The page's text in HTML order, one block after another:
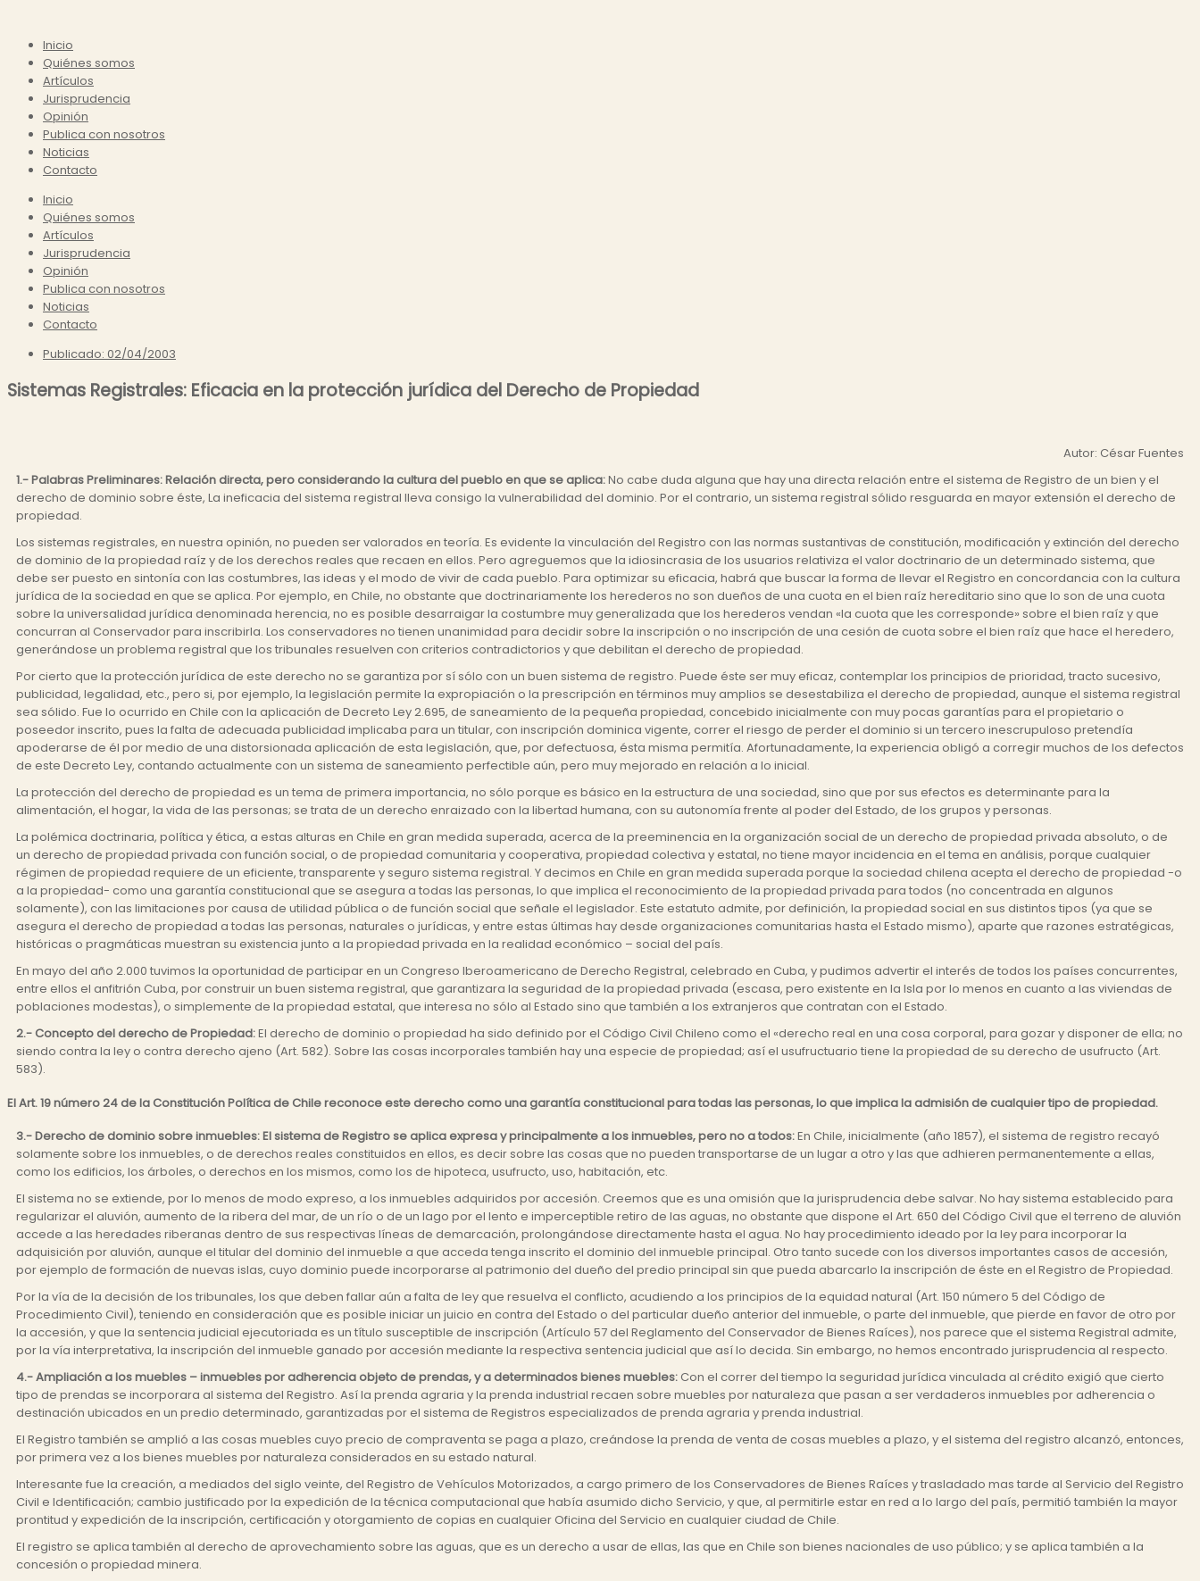
Inicio
Quiénes somos
Artículos
Jurisprudencia
Opinión
Publica con nosotros
Noticias
Contacto
Inicio
Quiénes somos
Artículos
Jurisprudencia
Opinión
Publica con nosotros
Noticias
Contacto
Publicado: 02/04/2003
Sistemas Registrales: Eficacia en la protección jurídica del Derecho de Propiedad
Autor: César Fuentes
1.- Palabras Preliminares: Relación directa, pero considerando la cultura del pueblo en que se aplica:No cabe duda alguna que hay una directa relación entre el sistema de Registro de un bien y el
derecho de dominio sobre éste, La ineficacia del sistema registral lleva consigo la vulnerabilidad del dominio. Por el contrario, un sistema registral sólido resguarda en mayor extensión el derecho de
propiedad.
Los sistemas registrales, en nuestra opinión, no pueden ser valorados en teoría. Es evidente la vinculación del Registro con las normas sustantivas de constitución, modificación y extinción del derecho
de dominio de la propiedad raíz y de los derechos reales que recaen en ellos. Pero agreguemos que la idiosincrasia de los usuarios relativiza el valor doctrinario de un determinado sistema, que
debe ser puesto en sintonía con las costumbres, las ideas y el modo de vivir de cada pueblo. Para optimizar su eficacia, habrá que buscar la forma de llevar el Registro en concordancia con la cultura
jurídica de la sociedad en que se aplica. Por ejemplo, en Chile, no obstante que doctrinariamente los herederos no son dueños de una cuota en el bien raíz hereditario sino que lo son de una cuota
sobre la universalidad jurídica denominada herencia, no es posible desarraigar la costumbre muy generalizada que los herederos vendan «la cuota que les corresponde» sobre el bien raíz y que
concurran al Conservador para inscribirla. Los conservadores no tienen unanimidad para decidir sobre la inscripción o no inscripción de una cesión de cuota sobre el bien raíz que hace el heredero,
generándose un problema registral que los tribunales resuelven con criterios contradictorios y que debilitan el derecho de propiedad.
Por cierto que la protección jurídica de este derecho no se garantiza por sí sólo con un buen sistema de registro. Puede éste ser muy eficaz, contemplar los principios de prioridad, tracto sucesivo,
publicidad, legalidad, etc., pero si, por ejemplo, la legislación permite la expropiación o la prescripción en términos muy amplios se desestabiliza el derecho de propiedad, aunque el sistema registral
sea sólido. Fue lo ocurrido en Chile con la aplicación de Decreto Ley 2.695, de saneamiento de la pequeña propiedad, concebido inicialmente con muy pocas garantías para el propietario o
poseedor inscrito, pues la falta de adecuada publicidad implicaba para un titular, con inscripción dominica vigente, correr el riesgo de perder el dominio si un tercero inescrupuloso pretendía
apoderarse de él por medio de una distorsionada aplicación de esta legislación, que, por defectuosa, ésta misma permitía. Afortunadamente, la experiencia obligó a corregir muchos de los defectos
de este Decreto Ley, contando actualmente con un sistema de saneamiento perfectible aún, pero muy mejorado en relación a lo inicial.
La protección del derecho de propiedad es un tema de primera importancia, no sólo porque es básico en la estructura de una sociedad, sino que por sus efectos es determinante para la
alimentación, el hogar, la vida de las personas; se trata de un derecho enraizado con la libertad humana, con su autonomía frente al poder del Estado, de los grupos y personas.
La polémica doctrinaria, política y ética, a estas alturas en Chile en gran medida superada, acerca de la preeminencia en la organización social de un derecho de propiedad privada absoluto, o de
un derecho de propiedad privada con función social, o de propiedad comunitaria y cooperativa, propiedad colectiva y estatal, no tiene mayor incidencia en el tema en análisis, porque cualquier
régimen de propiedad requiere de un eficiente, transparente y seguro sistema registral. Y decimos en Chile en gran medida superada porque la sociedad chilena acepta el derecho de propiedad -o
a la propiedad- como una garantía constitucional que se asegura a todas las personas, lo que implica el reconocimiento de la propiedad privada para todos (no concentrada en algunos
solamente), con las limitaciones por causa de utilidad pública o de función social que señale el legislador. Este estatuto admite, por definición, la propiedad social en sus distintos tipos (ya que se
asegura el derecho de propiedad a todas las personas, naturales o jurídicas, y entre estas últimas hay desde organizaciones comunitarias hasta el Estado mismo), aparte que razones estratégicas,
históricas o pragmáticas muestran su existencia junto a la propiedad privada en la realidad económico – social del país.
En mayo del año 2.000 tuvimos la oportunidad de participar en un Congreso Iberoamericano de Derecho Registral, celebrado en Cuba, y pudimos advertir el interés de todos los países concurrentes,
entre ellos el anfitrión Cuba, por construir un buen sistema registral, que garantizara la seguridad de la propiedad privada (escasa, pero existente en la Isla por lo menos en cuanto a las viviendas de
poblaciones modestas), o simplemente de la propiedad estatal, que interesa no sólo al Estado sino que también a los extranjeros que contratan con el Estado.
2.- Concepto del derecho de Propiedad:El derecho de dominio o propiedad ha sido definido por el Código Civil Chileno como el «derecho real en una cosa corporal, para gozar y disponer de ella; no
siendo contra la ley o contra derecho ajeno (Art. 582). Sobre las cosas incorporales también hay una especie de propiedad; así el usufructuario tiene la propiedad de su derecho de usufructo (Art.
583).
El Art. 19 número 24 de la Constitución Política de Chile reconoce este derecho como una garantía constitucional para todas las personas, lo que implica la admisión de cualquier tipo de propiedad.
3.- Derecho de dominio sobre inmuebles: El sistema de Registro se aplica expresa y principalmente a los inmuebles, pero no a todos:En Chile, inicialmente (año 1857), el sistema de registro recayó
solamente sobre los inmuebles, o de derechos reales constituidos en ellos, es decir sobre las cosas que no pueden transportarse de un lugar a otro y las que adhieren permanentemente a ellas,
como los edificios, los árboles, o derechos en los mismos, como los de hipoteca, usufructo, uso, habitación, etc.
El sistema no se extiende, por lo menos de modo expreso, a los inmuebles adquiridos por accesión. Creemos que es una omisión que la jurisprudencia debe salvar. No hay sistema establecido para
regularizar el aluvión, aumento de la ribera del mar, de un río o de un lago por el lento e imperceptible retiro de las aguas, no obstante que dispone el Art. 650 del Código Civil que el terreno de aluvión
accede a las heredades riberanas dentro de sus respectivas líneas de demarcación, prolongándose directamente hasta el agua. No hay procedimiento ideado por la ley para incorporar la
adquisición por aluvión, aunque el titular del dominio del inmueble a que acceda tenga inscrito el dominio del inmueble principal. Otro tanto sucede con los diversos importantes casos de accesión,
por ejemplo de formación de nuevas islas, cuyo dominio puede incorporarse al patrimonio del dueño del predio principal sin que pueda abarcarlo la inscripción de éste en el Registro de Propiedad.
Por la vía de la decisión de los tribunales, los que deben fallar aún a falta de ley que resuelva el conflicto, acudiendo a los principios de la equidad natural (Art. 150 número 5 del Código de
Procedimiento Civil), teniendo en consideración que es posible iniciar un juicio en contra del Estado o del particular dueño anterior del inmueble, o parte del inmueble, que pierde en favor de otro por
la accesión, y que la sentencia judicial ejecutoriada es un título susceptible de inscripción (Artículo 57 del Reglamento del Conservador de Bienes Raíces), nos parece que el sistema Registral admite,
por la vía interpretativa, la inscripción del inmueble ganado por accesión mediante la respectiva sentencia judicial que así lo decida. Sin embargo, no hemos encontrado jurisprudencia al respecto.
4.- Ampliación a los muebles – inmuebles por adherencia objeto de prendas, y a determinados bienes muebles: Con el correr del tiempo la seguridad jurídica vinculada al crédito exigió que cierto
tipo de prendas se incorporara al sistema del Registro. Así la prenda agraria y la prenda industrial recaen sobre muebles por naturaleza que pasan a ser verdaderos inmuebles por adherencia o
destinación ubicados en un predio determinado, garantizadas por el sistema de Registros especializados de prenda agraria y prenda industrial.
El Registro también se amplió a las cosas muebles cuyo precio de compraventa se paga a plazo, creándose la prenda de venta de cosas muebles a plazo, y el sistema del registro alcanzó, entonces,
por primera vez a los bienes muebles por naturaleza considerados en su estado natural.
Interesante fue la creación, a mediados del siglo veinte, del Registro de Vehículos Motorizados, a cargo primero de los Conservadores de Bienes Raíces y trasladado mas tarde al Servicio del Registro
Civil e Identificación; cambio justificado por la expedición de la técnica computacional que había asumido dicho Servicio, y que, al permitirle estar en red a lo largo del país, permitió también la mayor
prontitud y expedición de la inscripción, certificación y otorgamiento de copias en cualquier Oficina del Servicio en cualquier ciudad de Chile.
El registro se aplica también al derecho de aprovechamiento sobre las aguas, que es un derecho a usar de ellas, las que en Chile son bienes nacionales de uso público; y se aplica también a la
concesión o propiedad minera.